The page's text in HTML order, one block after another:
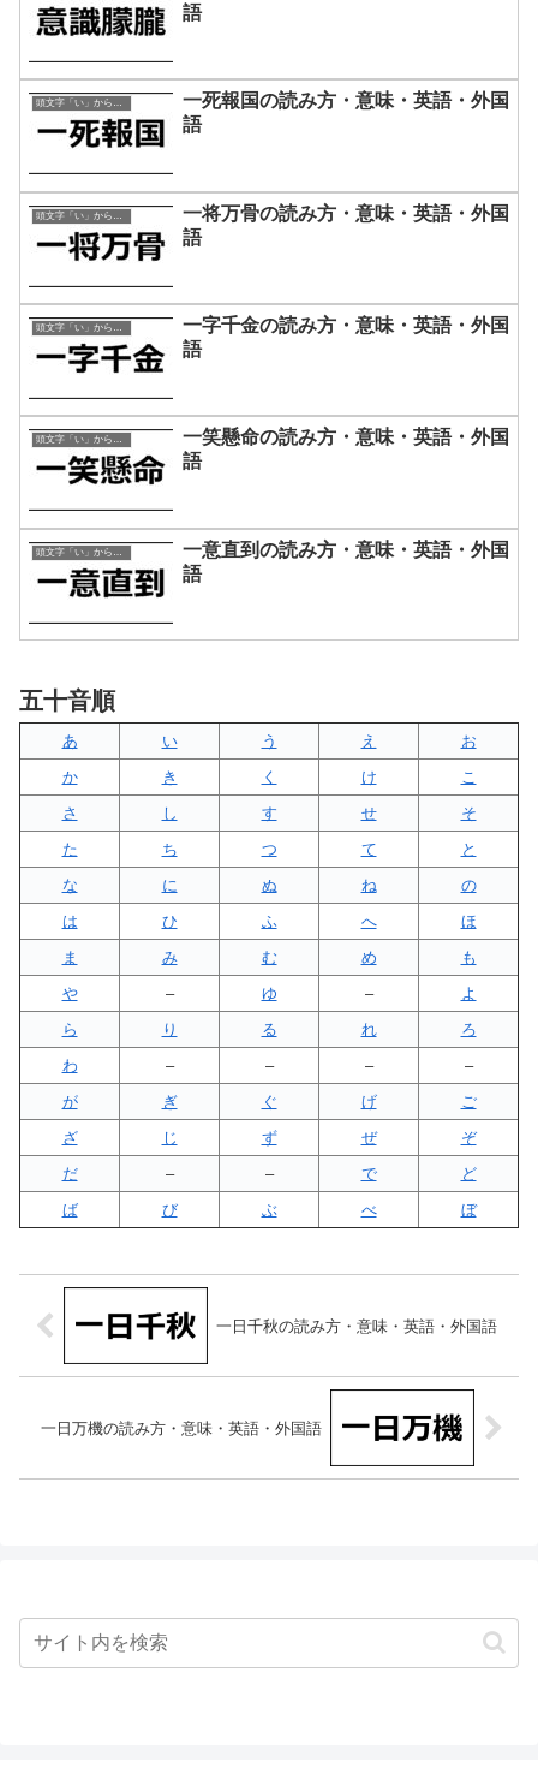
語
頭文字「い」から始まる四字熟語
一死報国の読み方・意味・英語・外国
語
一将万骨の読み方・意味・英語・外国
語
頭文字「い」から始まる四字熟語
一字千金の読み方・意味・英語・外国
語
頭文字「い」から始まる四字熟語
一笑懸命の読み方・意味・英語・外国
語
一意直到の読み方・意味・英語・外国
語
五十音順
あ い う え
お
か
き く け
こ
さ
し す せ
そ
た
ち つ て
と
な
に ぬ ね
の
は
ひ ふ へ
ほ
ま
み む め
も
や
– ゆ –
よ
ら
り る れ
ろ
わ
– – –
–
が
ぎ ぐ げ
ご
ざ
じ ず ぜ
ぞ
だ
– – で
ど
ば
び ぶ べ ぼ
一日千秋の読み方・意味・英語・外国語
一日万機の読み方・意味・英語・外国語